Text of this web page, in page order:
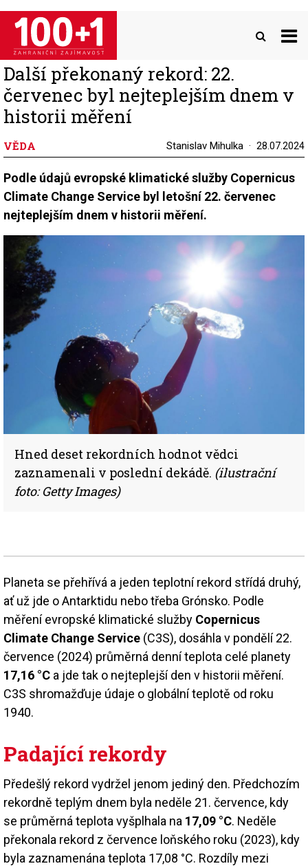
Přejít
hlavnímu
obsahu
Další překonaný rekord: 22.
červenec byl nejteplejším dnem v
historii měření
VĚDA Stanislav Mihulka 28.07.2024
Podle údajů evropské klimatické služby Copernicus
Climate Change Service byl letošní 22. červenec
nejteplejším dnem v historii měření.
Hned deset rekordních hodnot vědci
zaznamenali v poslední dekádě. (ilustrační
foto: Getty Images)
Planeta se přehřívá a jeden teplotní rekord střídá druhý,
ať už jde o Antarktidu nebo třeba Grónsko. Podle
měření evropské klimatické služby Copernicus
Climate Change Service (C3S), dosáhla v pondělí 22.
července (2024) průměrná denní teplota celé planety
17,16 °C a jde tak o nejteplejší den v historii měření.
C3S shromažďuje údaje o globální teplotě od roku
1940.
Padající rekordy
Předešlý rekord vydržel jenom jediný den. Předchozím
rekordně teplým dnem byla neděle 21. července, kdy
se průměrná teplota vyšplhala na 17,09 °C. Neděle
překonala rekord z července loňského roku (2023), kdy
byla zaznamenána teplota 17,08 °C. Rozdíly mezi